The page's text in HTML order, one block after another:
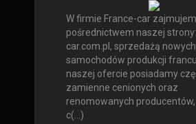
W firmie France-car
pośrednictwem naszej
car.com.pl, sprzedażą
samochodów produkcji
naszej ofercie posiadamy
zamienne cenionych oraz
renomowanych
c(...)